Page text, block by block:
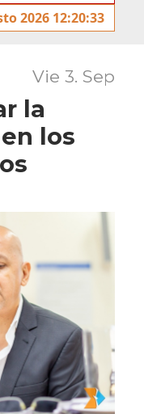
2026 12:20:33
Vie 3. Sep
la
los